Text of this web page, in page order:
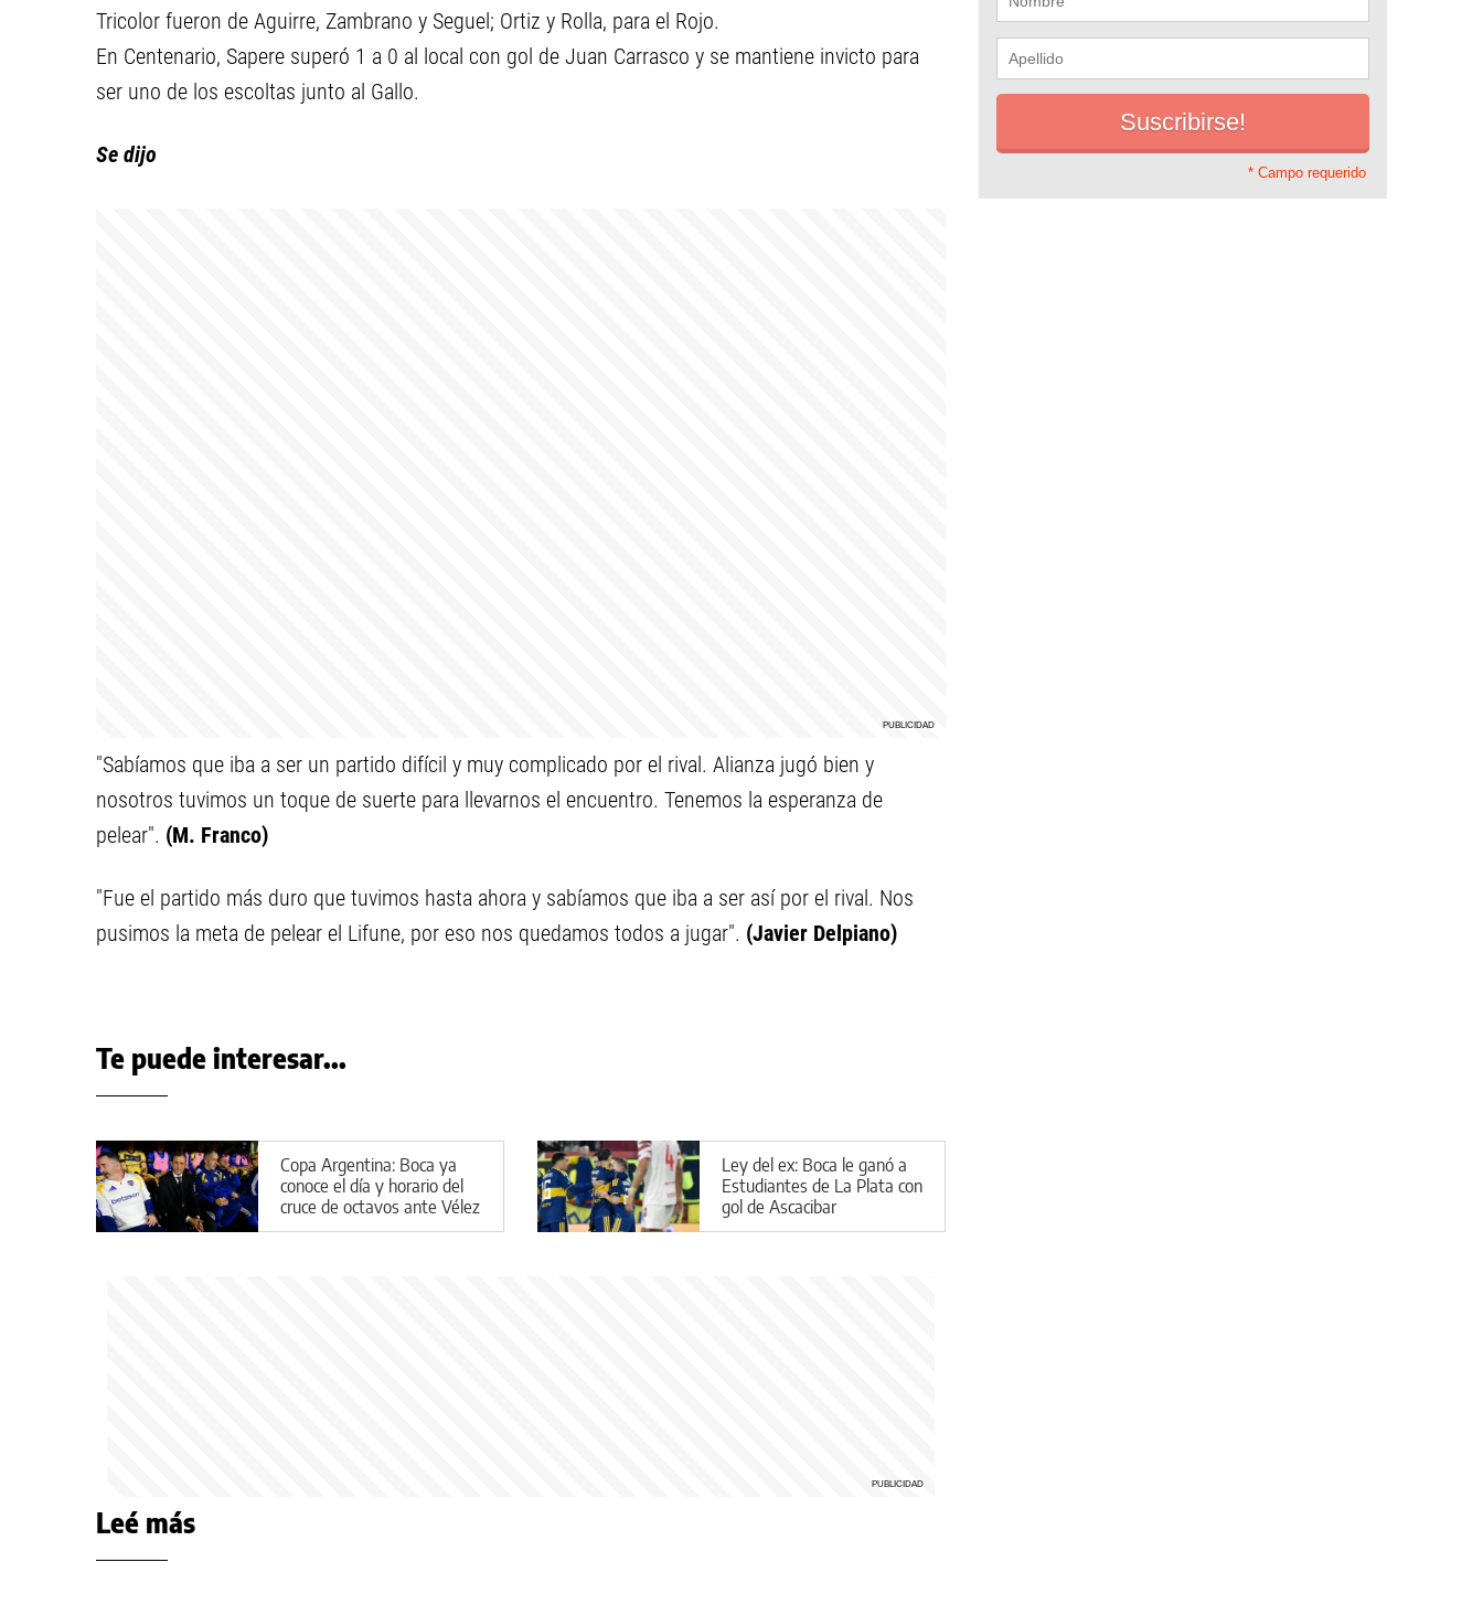
Tricolor fueron de Aguirre, Zambrano y Seguel; Ortiz y Rolla, para el Rojo.
En Centenario, Sapere superó 1 a 0 al local con gol de Juan Carrasco y se mantiene invicto para
ser uno de los escoltas junto al Gallo.
Se dijo
"Sabíamos que iba a ser un partido difícil y muy complicado por el rival. Alianza jugó bien y
nosotros tuvimos un toque de suerte para llevarnos el encuentro. Tenemos la esperanza de
pelear". (M. Franco)
"Fue el partido más duro que tuvimos hasta ahora y sabíamos que iba a ser así por el rival. Nos
pusimos la meta de pelear el Lifune, por eso nos quedamos todos a jugar". (Javier Delpiano)
Te puede interesar...
Copa Argentina: Boca ya
conoce el día y horario del
cruce de octavos ante Vélez
Ley del ex: Boca le ganó a
Estudiantes de La Plata con
gol de Ascacibar
* Campo requerido
Leé más